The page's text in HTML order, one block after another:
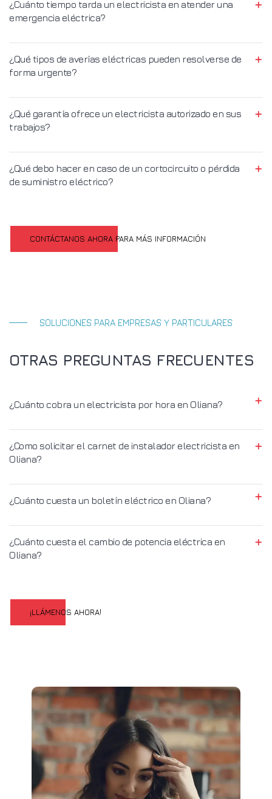
¿Cuánto tiempo tarda un electricista en atender una
emergencia eléctrica?
¿Qué tipos de averías eléctricas pueden resolverse de
forma urgente?
¿Qué garantía ofrece un electricista autorizado en sus
trabajos?
¿Qué debo hacer en caso de un cortocircuito o pérdida
de suministro eléctrico?
CONTÁCTANOS AHORA PARA MÁS INFORMACIÓN
SOLUCIONES PARA EMPRESAS Y PARTICULARES
OTRAS PREGUNTAS FRECUENTES
¿Cuánto cobra un electricista por hora en Oliana?
¿Como solicitar el carnet de instalador electricista en
Oliana?
¿Cuánto cuesta un boletín eléctrico en Oliana?
¿Cuánto cuesta el cambio de potencia eléctrica en
Oliana?
¡LLÁMENOS AHORA!